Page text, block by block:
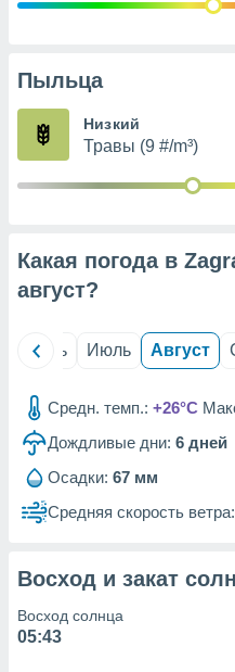
рекламы
сведения
1199
Пыльца
Низкий
Травы (9 #/m³)
Какая погода в
август?
Июнь Июль Август
Средн. темп.: +26°C
Дождливые дни: 6 дней
Осадки: 67 мм
Средняя скорость ветра:
Восход и закат
Восход солнца
05:43